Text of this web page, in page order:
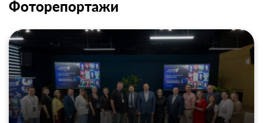
Фоторепортажи